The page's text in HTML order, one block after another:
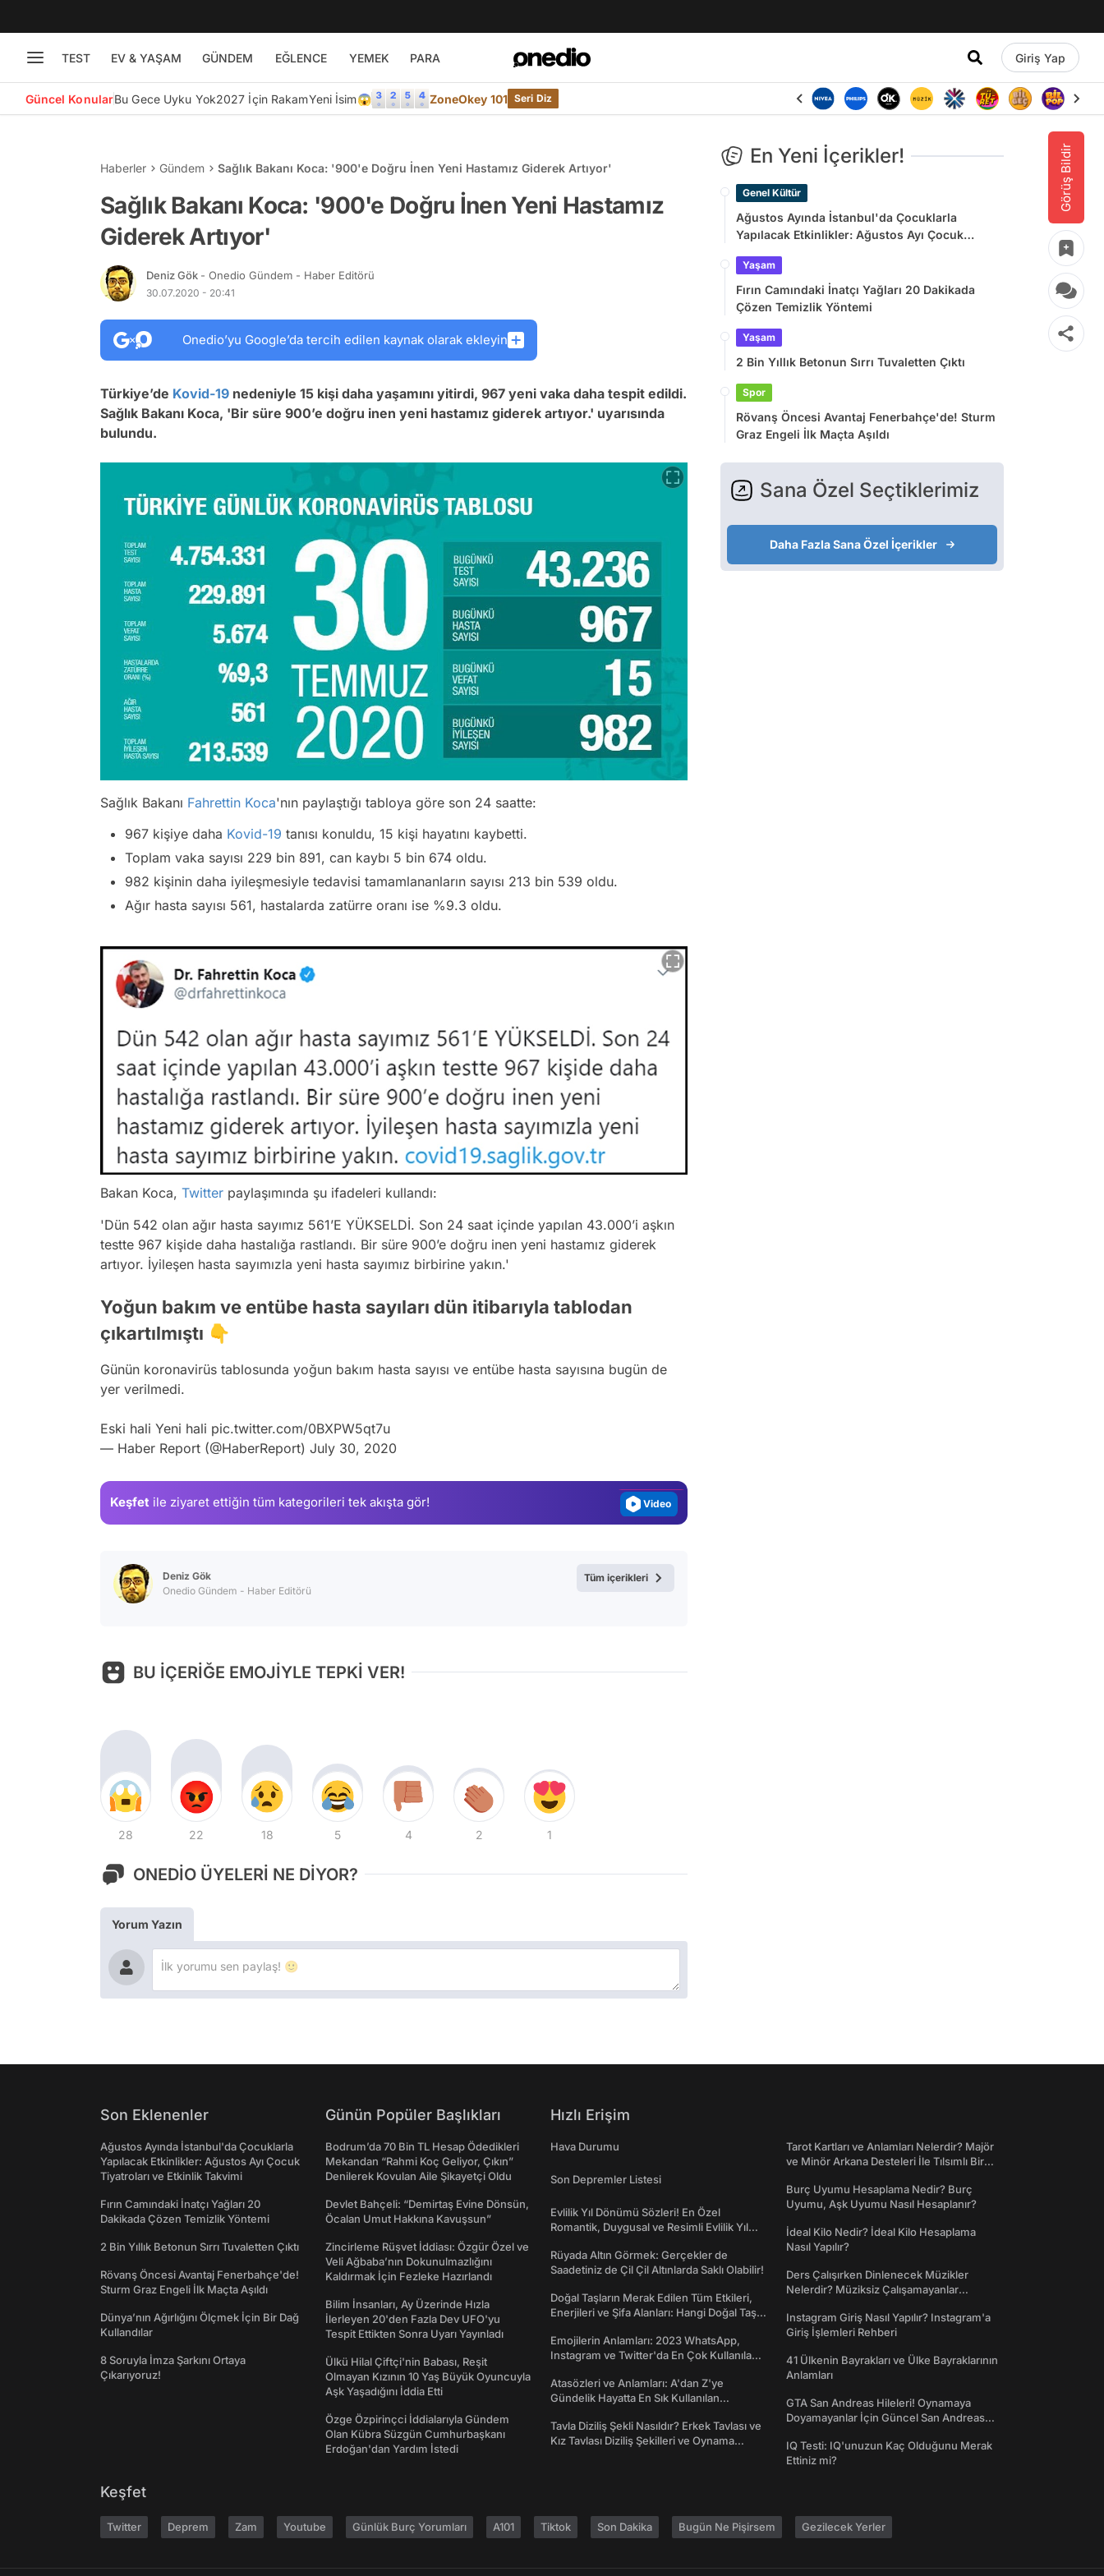
TEST EV & YAŞAM GÜNDEM EĞLENCE YEMEK PARA Giriş Yap
Güncel KonularBu Gece Uyku Yok2027 İçin RakamYeni İsim😱 ZoneOkey 101 Seri Diz
Görüş Bildir
Haberler Gündem Sağlık Bakanı Koca: '900'e Doğru İnen Yeni Hastamız Giderek Artıyor'
Sağlık Bakanı Koca: '900'e Doğru İnen Yeni Hastamız
Giderek Artıyor'
Deniz Gök - Onedio Gündem - Haber Editörü
30.07.2020 - 20:41
Onedio’yu Google’da tercih edilen kaynak olarak ekleyin
Türkiye’de Kovid-19 nedeniyle 15 kişi daha yaşamını yitirdi, 967 yeni vaka daha tespit edildi.
Sağlık Bakanı Koca, 'Bir süre 900’e doğru inen yeni hastamız giderek artıyor.' uyarısında
bulundu.
Sağlık Bakanı Fahrettin Koca'nın paylaştığı tabloya göre son 24 saatte:
967 kişiye daha Kovid-19 tanısı konuldu, 15 kişi hayatını kaybetti.
Toplam vaka sayısı 229 bin 891, can kaybı 5 bin 674 oldu.
982 kişinin daha iyileşmesiyle tedavisi tamamlananların sayısı 213 bin 539 oldu.
Ağır hasta sayısı 561, hastalarda zatürre oranı ise %9.3 oldu.
Bakan Koca, Twitter paylaşımında şu ifadeleri kullandı:
'Dün 542 olan ağır hasta sayımız 561’E YÜKSELDİ. Son 24 saat içinde yapılan 43.000’i aşkın
testte 967 kişide daha hastalığa rastlandı. Bir süre 900’e doğru inen yeni hastamız giderek
artıyor. İyileşen hasta sayımızla yeni hasta sayımız birbirine yakın.'
Yoğun bakım ve entübe hasta sayıları dün itibarıyla tablodan
çıkartılmıştı 👇
Günün koronavirüs tablosunda yoğun bakım hasta sayısı ve entübe hasta sayısına bugün de
yer verilmedi.
Eski hali Yeni hali pic.twitter.com/0BXPW5qt7u
— Haber Report (@HaberReport) July 30, 2020
Keşfet ile ziyaret ettiğin tüm kategorileri tek akışta gör! Video
Deniz Gök
Onedio Gündem - Haber Editörü
Tüm içerikleri
BU İÇERİĞE EMOJİYLE TEPKİ VER!
28 22 18 5 4 2 1
ONEDİO ÜYELERİ NE DİYOR?
Yorum Yazın
En Yeni İçerikler!
Genel Kültür
Ağustos Ayında İstanbul'da Çocuklarla
Yapılacak Etkinlikler: Ağustos Ayı Çocuk
Yaşam
Fırın Camındaki İnatçı Yağları 20 Dakikada
Çözen Temizlik Yöntemi
Yaşam
2 Bin Yıllık Betonun Sırrı Tuvaletten Çıktı
Spor
Rövanş Öncesi Avantaj Fenerbahçe'de! Sturm
Graz Engeli İlk Maçta Aşıldı
Sana Özel Seçtiklerimiz
Daha Fazla Sana Özel İçerikler
Son Eklenenler
Ağustos Ayında İstanbul'da Çocuklarla
Yapılacak Etkinlikler: Ağustos Ayı Çocuk
Tiyatroları ve Etkinlik Takvimi
Fırın Camındaki İnatçı Yağları 20
Dakikada Çözen Temizlik Yöntemi
2 Bin Yıllık Betonun Sırrı Tuvaletten Çıktı
Rövanş Öncesi Avantaj Fenerbahçe'de!
Sturm Graz Engeli İlk Maçta Aşıldı
Dünya’nın Ağırlığını Ölçmek İçin Bir Dağ
Kullandılar
8 Soruyla İmza Şarkını Ortaya
Çıkarıyoruz!
Günün Popüler Başlıkları
Bodrum’da 70 Bin TL Hesap Ödedikleri
Mekandan “Rahmi Koç Geliyor, Çıkın”
Denilerek Kovulan Aile Şikayetçi Oldu
Devlet Bahçeli: “Demirtaş Evine Dönsün,
Öcalan Umut Hakkına Kavuşsun”
Zincirleme Rüşvet İddiası: Özgür Özel ve
Veli Ağbaba’nın Dokunulmazlığını
Kaldırmak İçin Fezleke Hazırlandı
Bilim İnsanları, Ay Üzerinde Hızla
İlerleyen 20'den Fazla Dev UFO'yu
Tespit Ettikten Sonra Uyarı Yayınladı
Ülkü Hilal Çiftçi'nin Babası, Reşit
Olmayan Kızının 10 Yaş Büyük Oyuncuyla
Aşk Yaşadığını İddia Etti
Özge Özpirinçci İddialarıyla Gündem
Olan Kübra Süzgün Cumhurbaşkanı
Erdoğan'dan Yardım İstedi
Hızlı Erişim
Hava Durumu
Son Depremler Listesi
Evlilik Yıl Dönümü Sözleri! En Özel
Romantik, Duygusal ve Resimli Evlilik Yıl
Rüyada Altın Görmek: Gerçekler de
Saadetiniz de Çil Çil Altınlarda Saklı Olabilir!
Doğal Taşların Merak Edilen Tüm Etkileri,
Enerjileri ve Şifa Alanları: Hangi Doğal Taş
Emojilerin Anlamları: 2023 WhatsApp,
Instagram ve Twitter'da En Çok Kullanılan
Atasözleri ve Anlamları: A'dan Z'ye
Gündelik Hayatta En Sık Kullanılan
Tavla Diziliş Şekli Nasıldır? Erkek Tavlası ve
Kız Tavlası Diziliş Şekilleri ve Oynama
Tarot Kartları ve Anlamları Nelerdir? Majör
ve Minör Arkana Desteleri İle Tılsımlı Bir
Burç Uyumu Hesaplama Nedir? Burç
Uyumu, Aşk Uyumu Nasıl Hesaplanır?
İdeal Kilo Nedir? İdeal Kilo Hesaplama
Nasıl Yapılır?
Ders Çalışırken Dinlenecek Müzikler
Nelerdir? Müziksiz Çalışamayanlar
Instagram Giriş Nasıl Yapılır? Instagram'a
Giriş İşlemleri Rehberi
41 Ülkenin Bayrakları ve Ülke Bayraklarının
Anlamları
GTA San Andreas Hileleri! Oynamaya
Doyamayanlar İçin Güncel San Andreas
IQ Testi: IQ'unuzun Kaç Olduğunu Merak
Ettiniz mi?
Keşfet
Twitter Deprem Zam Youtube Günlük Burç Yorumları A101 Tiktok Son Dakika Bugün Ne Pişirsem Gezilecek Yerler